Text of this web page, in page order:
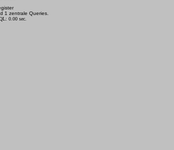
1 zentrale Queries.
0.00 sec.